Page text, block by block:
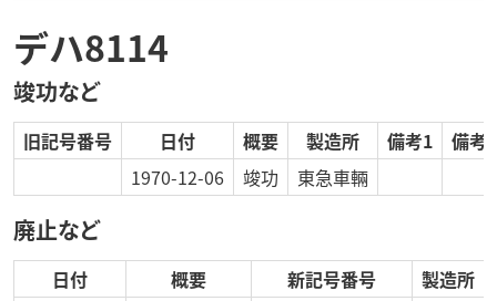
デハ8114
竣功など
旧記号番号 日付 概要 製造所 備考1
備考2
1970-12-06
竣功 東急車輛
廃止など
日付 概要 新記号番号 製造所